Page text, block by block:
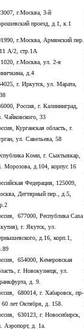
г.Москва, 3-й
проезд, д.1, к.1
г.Москва, Армянский пер.,
А/2, стр.1А
г.Москва, ул. 2-я
д.4
г. Иркутск, ул. Марата,
Россия, г. Калининград,
Чайковского, 33
Курганская область, г.
ул. Савельева, 58
Коми, г. Сыктывкар,
Морозова, д.104, корпус 16
Федерация, 125009,
Дегтярный пер., д.5,
677000, Республика Саха
г. Якутск, ул.
д.16, корп.1,
654000, Кемеровская
г. Новокузнецк, ул.
д. 9.
680014, г. Хабаровск, пр-
60 лет Октября, д. 158.
630123, г. Новосибирск,
Аэропорт, д. 1а.